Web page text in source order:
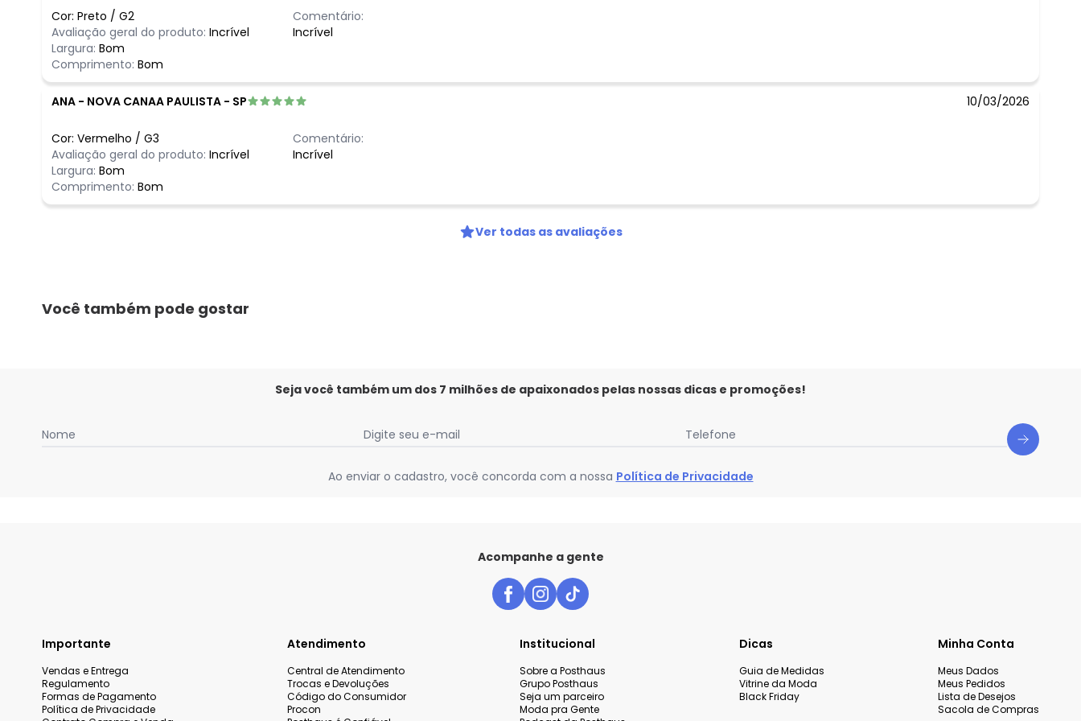
Cor: Preto / G2
Avaliação geral do produto: Incrível
Largura: Bom
Comprimento: Bom
Comentário:
Incrível
ANA - NOVA CANAA PAULISTA - SP 10/03/2026
Cor: Vermelho / G3
Avaliação geral do produto: Incrível
Largura: Bom
Comprimento: Bom
Comentário:
Incrível
Ver todas as avaliações
Você também pode gostar
Seja você também um dos 7 milhões de apaixonados pelas nossas dicas e promoções!
Nome Digite seu e-mail Telefone
Ao enviar o cadastro, você concorda com a nossa Política de Privacidade
Acompanhe a gente
Importante
Vendas e Entrega
Regulamento
Formas de Pagamento
Política de Privacidade
Atendimento
Central de Atendimento
Trocas e Devoluções
Código do Consumidor
Procon
Institucional
Sobre a Posthaus
Grupo Posthaus
Seja um parceiro
Moda pra Gente
Dicas
Guia de Medidas
Vitrine da Moda
Black Friday
Minha Conta
Meus Dados
Meus Pedidos
Lista de Desejos
Sacola de Compras